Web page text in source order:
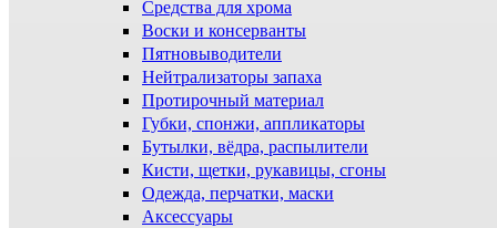
Средства для хрома
Воски и консерванты
Пятновыводители
Нейтрализаторы запаха
Протирочный материал
Губки, спонжи, аппликаторы
Бутылки, вёдра, распылители
Кисти, щетки, рукавицы, сгоны
Одежда, перчатки, маски
Аксессуары